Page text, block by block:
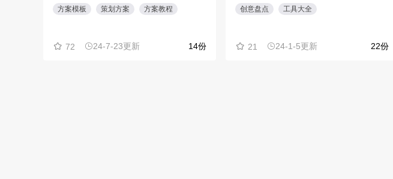
方案模板 策划方案 方案教程
72 24-7-23更新 14份
创意盘点 工具大全
21 24-1-5更新 22份